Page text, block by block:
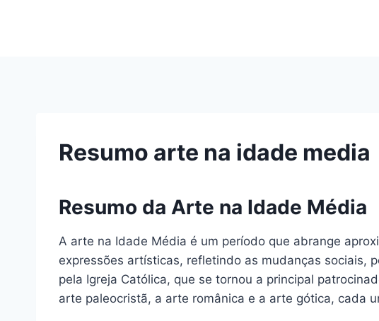
Resumo arte na idade media
Resumo da Arte na Idade Média
A arte na Idade Média é um período que abrange
expressões artísticas, refletindo as mudanças sociais,
pela Igreja Católica, que se tornou a principal
arte paleocristã, a arte românica e a arte gótica, cada